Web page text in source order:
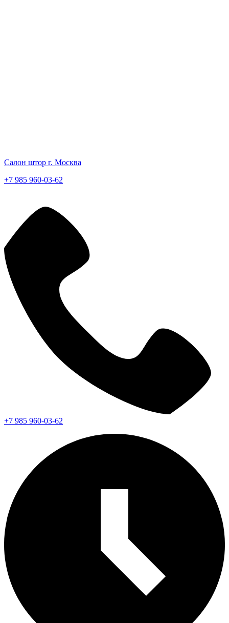
Салон штор г. Москва
+7 985 960-03-62
+7 985 960-03-62